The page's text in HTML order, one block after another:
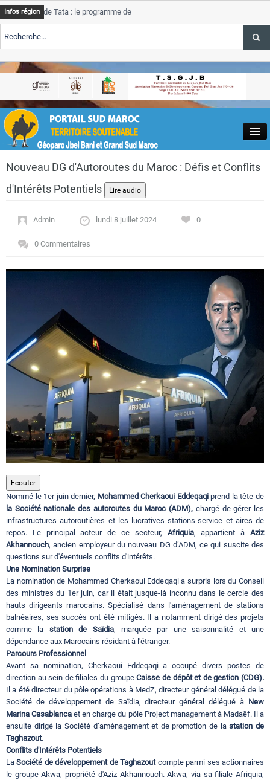
Close
Actualités
Tourisme
Régions
Hotels
Evenements
Contact
Infos région
de Tata : le programme de rehabilitation post-inondations
TSGJB Tourisme : l’ONMT renforce l’aerien a Dakhla et
Tata
TSGJB Tourisme au Maroc : Transavia renforce les vols Paris-
Nouveau DG d'Autoroutes du Maroc : Défis et Conflits
d'Intérêts Potentiels
Admin lundi 8 juillet 2024 0
0 Commentaires
Ecouter
Nommé le 1er juin dernier, Mohammed Cherkaoui Eddeqaqiprend la tête de
la Société nationale des autoroutes du Maroc (ADM), chargé de gérer les
infrastructures autoroutières et les lucratives stations-service et aires de
repos. Le principal acteur de ce secteur, Afriquia, appartient àAziz
Akhannouch, ancien employeur du nouveau DG d’ADM, ce qui suscite des
questions sur d'éventuels conflits d'intérêts.
Une Nomination Surprise
La nomination de Mohammed Cherkaoui Eddeqaqi a surpris lors du Conseil
des ministres du 1er juin, car il était jusque-là inconnu dans le cercle des
hauts dirigeants marocains. Spécialisé dans l'aménagement de stations
balnéaires, ses succès ont été mitigés. Il a notamment dirigé des projets
comme la station de Saïdia, marquée par une saisonnalité et une
dépendance aux Marocains résidant à l'étranger.
Parcours Professionnel
Avant sa nomination, Cherkaoui Eddeqaqi a occupé divers postes de
direction au sein de filiales du groupeCaisse de dépôt et de gestion (CDG).
Il a été directeur du pôle opérations à MedZ, directeur général délégué de la
Société de développement de Saïdia, directeur général délégué à New
Marina Casablanca et en charge du pôle Project management à Madaëf. Il a
ensuite dirigé la Société d’aménagement et de promotion de lastation de
Taghazout.
Conflits d'Intérêts Potentiels
LaSociété de développement de Taghazoutcompte parmi ses actionnaires
le groupe Akwa, propriété d'Aziz Akhannouch. Akwa, via sa filiale Afriquia,